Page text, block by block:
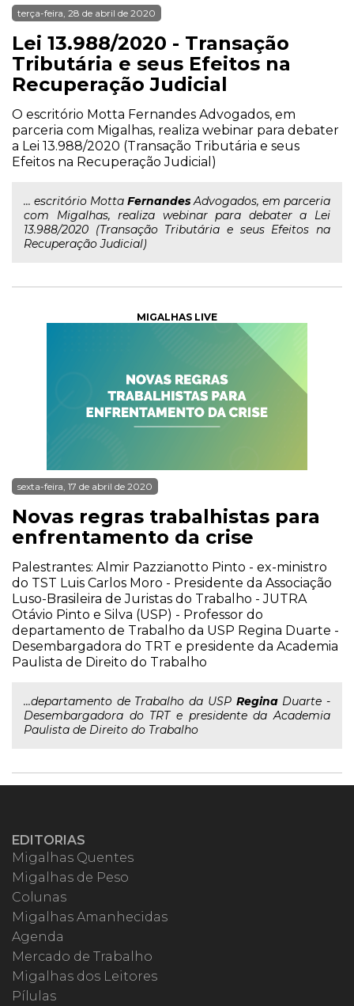
terça-feira, 28 de abril de 2020
Lei 13.988/2020 - Transação
Tributária e seus Efeitos na
Recuperação Judicial
O escritório Motta Fernandes Advogados, em
parceria com Migalhas, realiza webinar para debater
a Lei 13.988/2020 (Transação Tributária e seus
Efeitos na Recuperação Judicial)
... escritório Motta FernandesAdvogados, em parceria
com Migalhas, realiza webinar para debater a Lei
13.988/2020 (Transação Tributária e seus Efeitos na
Recuperação Judicial)
MIGALHAS LIVE
sexta-feira, 17 de abril de 2020
Novas regras trabalhistas para
enfrentamento da crise
Palestrantes: Almir Pazzianotto Pinto - ex-ministro
do TST Luis Carlos Moro - Presidente da Associação
Luso-Brasileira de Juristas do Trabalho - JUTRA
Otávio Pinto e Silva (USP) - Professor do
departamento de Trabalho da USP Regina Duarte -
Desembargadora do TRT e presidente da Academia
Paulista de Direito do Trabalho
...departamento de Trabalho da USP ReginaDuarte -
Desembargadora do TRT e presidente da Academia
Paulista de Direito do Trabalho
EDITORIAS
Migalhas Quentes
Migalhas de Peso
Colunas
Migalhas Amanhecidas
Agenda
Mercado de Trabalho
Migalhas dos Leitores
Pílulas